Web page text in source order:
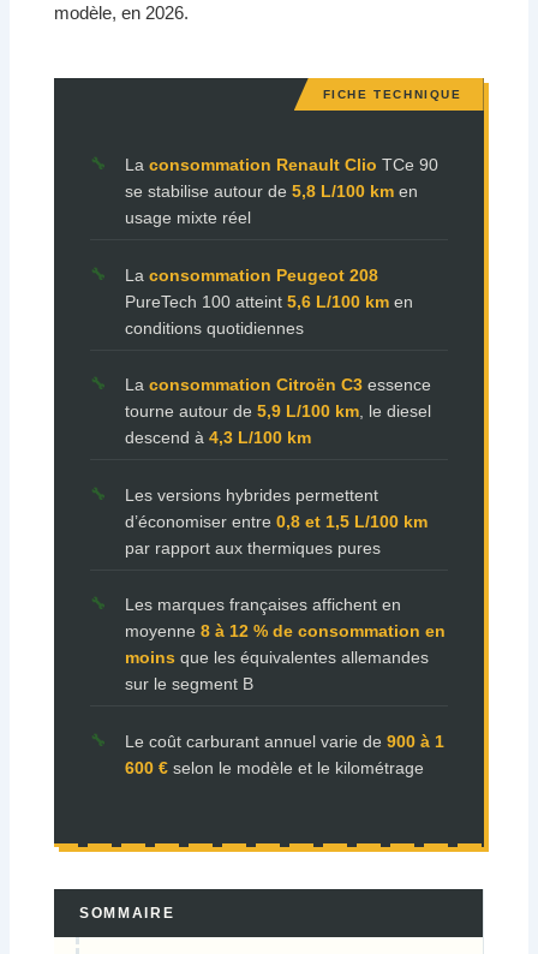
modèle, en 2026.
La consommation Renault Clio TCe 90
se stabilise autour de 5,8 L/100 kmen
usage mixte réel
La consommation Peugeot 208
PureTech 100 atteint 5,6 L/100 kmen
conditions quotidiennes
La consommation Citroën C3essence
tourne autour de 5,9 L/100 km, le diesel
descend à 4,3 L/100 km
Les versions hybrides permettent
d’économiser entre 0,8 et 1,5 L/100 km
par rapport aux thermiques pures
Les marques françaises affichent en
moyenne 8 à 12 % de consommation en
moins que les équivalentes allemandes
sur le segment B
Le coût carburant annuel varie de 900 à 1
600 €selon le modèle et le kilométrage
SOMMAIRE